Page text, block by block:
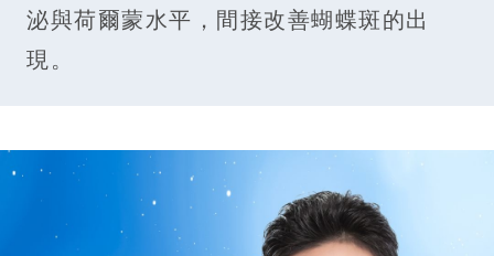
泌與荷爾蒙水平，間接改善蝴蝶斑的出
現。